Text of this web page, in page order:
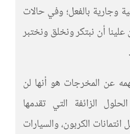
وجارية بالفعل؛ وفي حالات
أن نبتكر ونخلق ونختبر
عن المخرجات هو أنها لن
الزائفة التي تقدمها
ائتمانات الكربون، والسيارات